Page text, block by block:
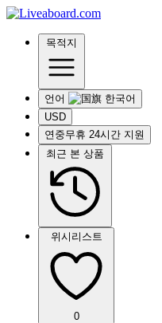
목적지
언어
USD
연중무휴 24시간 지원
최근 본 상품
위시리스트
0